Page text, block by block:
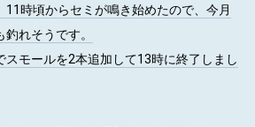
11時頃からセミが鳴き始めたので、今月
れそうです。
スモールを2本追加して13時に終了しまし